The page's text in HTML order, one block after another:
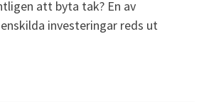
att byta tak? En av
investeringar reds ut